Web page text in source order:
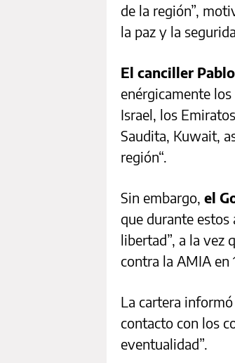
de la región”,
la paz y la
El canciller
enérgicamente
Israel, los
Saudita, Kuwait,
región“.
Sin embargo, el
que durante estos
libertad”, a la vez
contra la AMIA en
La cartera informó
contacto con los
eventualidad”.